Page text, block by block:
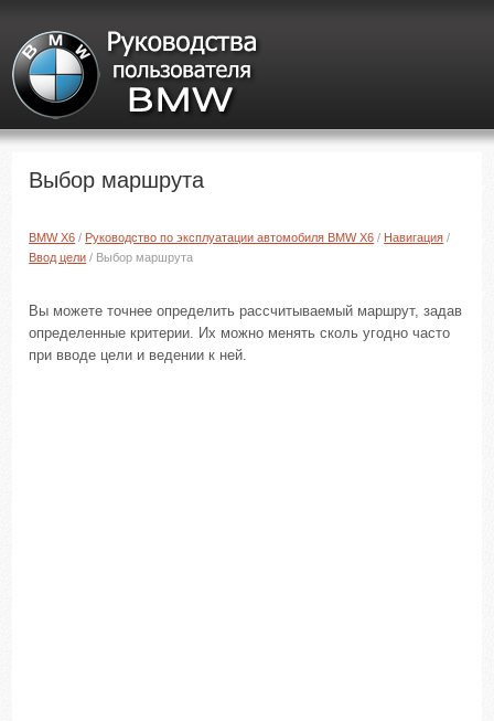
Выбор маршрута
BMW X6 / Руководство по эксплуатации автомобиля BMW X6 / Навигация /
Ввод цели / Выбор маршрута
Вы можете точнее определить рассчитываемый маршрут, задав
определенные критерии. Их можно менять сколь угодно часто
при вводе цели и ведении к ней.